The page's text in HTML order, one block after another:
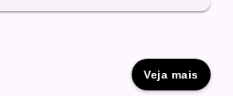
Veja mais